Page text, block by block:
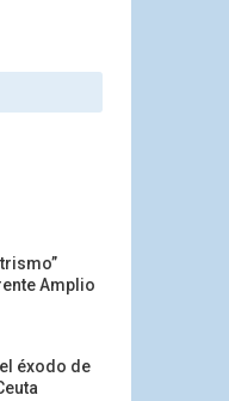
Amplio
éxodo de